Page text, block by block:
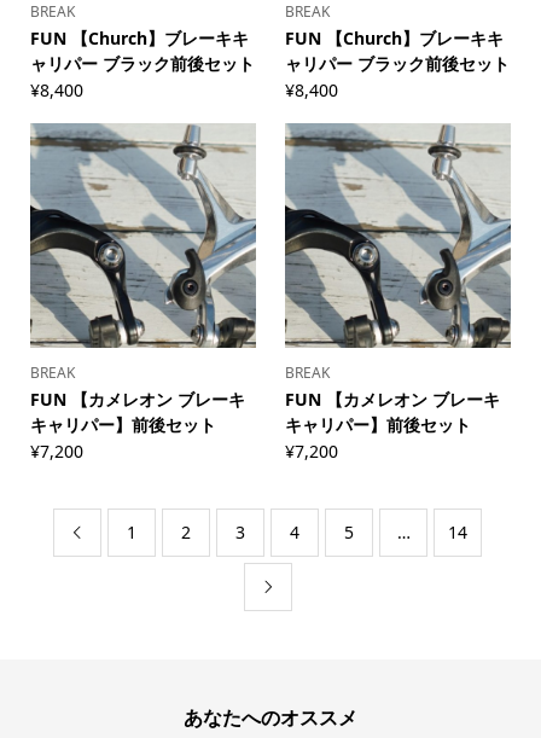
BREAK
FUN 【Church】ブレーキキ
ャリパー ブラック前後セット
¥8,400
BREAK
FUN 【Church】ブレーキキ
ャリパー ブラック前後セット
¥8,400
BREAK
FUN 【カメレオン ブレーキ
キャリパー】前後セット
¥7,200
BREAK
FUN 【カメレオン ブレーキ
キャリパー】前後セット
¥7,200
 1 2 3 4 5 … 14

あなたへのオススメ